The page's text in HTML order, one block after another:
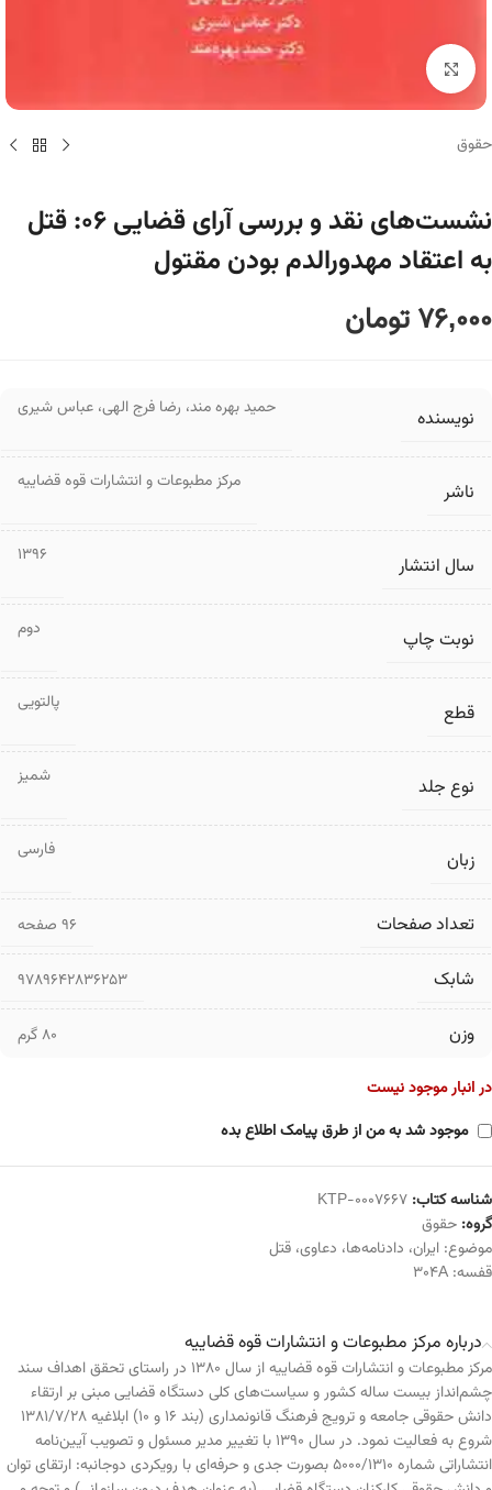
برای بزرگنمایی کلیک کنید
حقوق
نشست‌های نقد و بررسی آرای قضایی ۰۶: قتل
به اعتقاد مهدورالدم بودن مقتول
76,000تومان
نویسنده حمید بهره مند، رضا فرج الهی، عباس شیری
ناشر مرکز مطبوعات و انتشارات قوه قضاییه
سال انتشار 1396
نوبت چاپ دوم
قطع پالتویی
نوع جلد شمیز
زبان فارسی
تعداد صفحات ۹۶ صفحه
شابک 9789642836253
وزن 80 گرم
در انبار موجود نیست
موجود شد به من از طرق پیامک اطلاع بده
شناسه کتاب: KTP-0007667
گروه: حقوق
موضوع: ایران، دادنامه‌ها، دعاوی، قتل
قفسه: 304A
درباره مرکز مطبوعات و انتشارات قوه قضاییه
مرکز مطبوعات و انتشارات قوه قضاییه از سال ۱۳۸۰ در راستای تحقق اهداف سند
چشم‌انداز بیست ساله کشور و سیاست‌های کلی دستگاه قضایی مبنی بر ارتقاء
دانش حقوقی جامعه و ترویج فرهنگ قانونمداری (بند ۱۶ و ۱۰) ابلاغیه ۱۳۸۱/۷/۲۸
شروع به فعالیت نمود. در سال ۱۳۹۰ با تغییر مدیر مسئول و تصویب آیین‌نامه
انتشاراتی شماره ۵۰۰۰/۱۳۱۰ بصورت جدی و حرفه‌ای با رویکردی دوجانبه: ارتقای توان